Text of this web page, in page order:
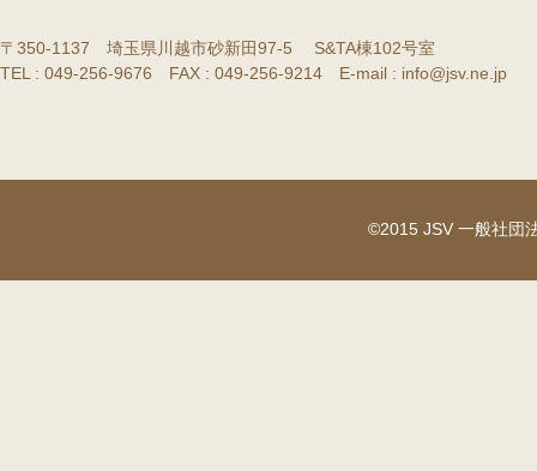
〒350-1137 埼玉県川越市砂新田97-5 S&TA棟102号室
TEL : 049-256-9676 FAX : 049-256-9214 E-mail : info@jsv.ne.jp
©2015 JSV 一般社団